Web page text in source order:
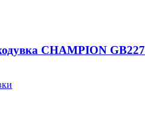
CHAMPION GB227